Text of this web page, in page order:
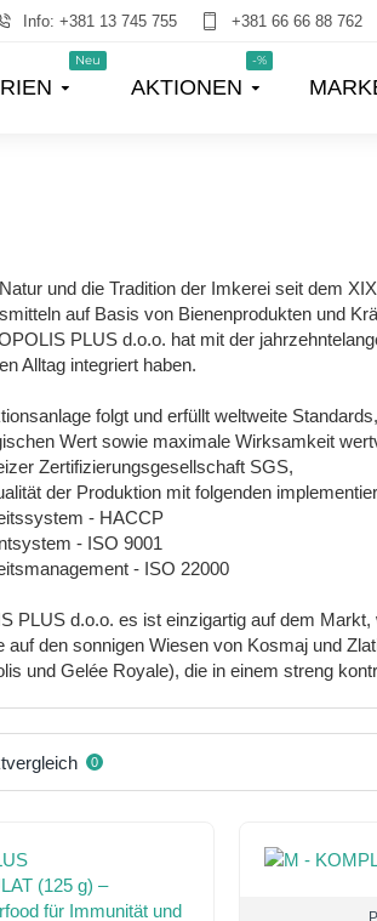
Info: +381 13 745 755 +381 66 66 88 762
Neu
AKTIONEN
-%
und die Tradition der Imkerei seit dem
auf Basis von Bienenprodukten und
PLUS d.o.o. hat mit der
Alltag integriert haben.
folgt und erfüllt weltweite
Wert sowie maximale Wirksamkeit
Zertifizierungsgesellschaft SGS,
der Produktion mit folgenden
- HACCP
- ISO 9001
- ISO 22000
PLUS d.o.o. es ist einzigartig auf dem
auf den sonnigen Wiesen von Kosmaj und
und Gelée Royale), die in einem streng
0